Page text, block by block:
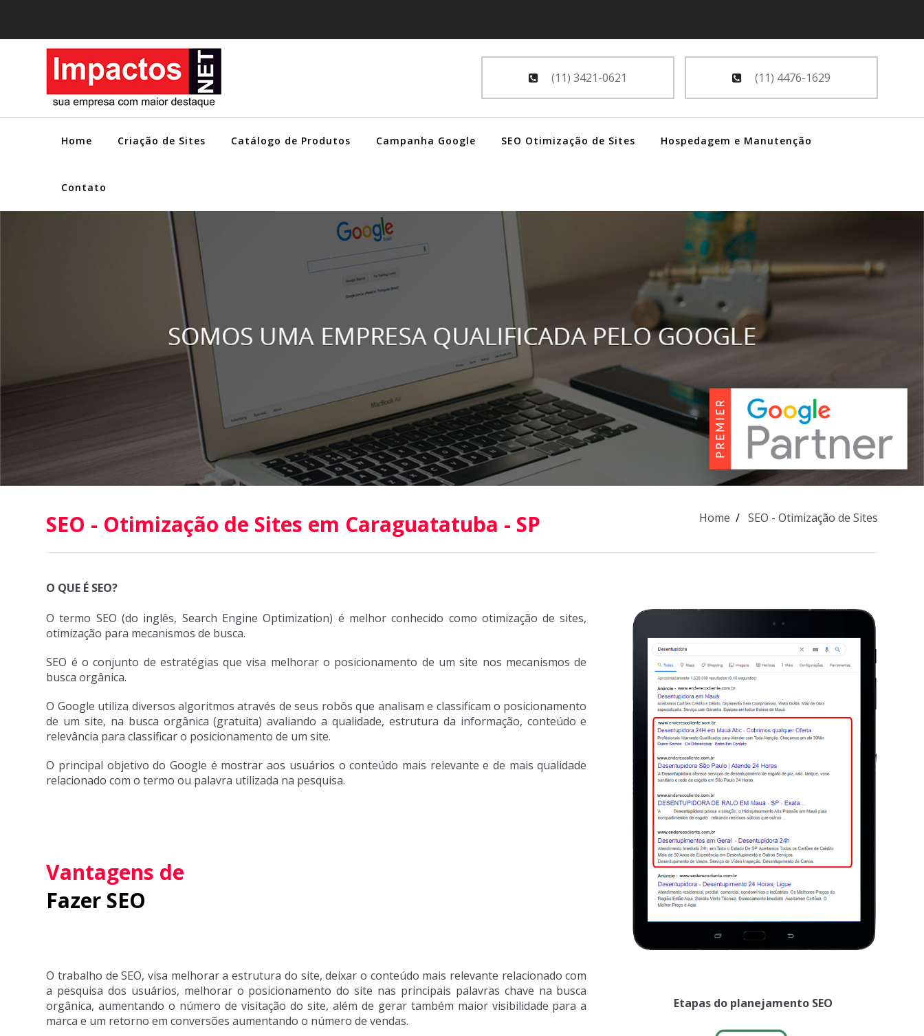
(11) 4476-1629
(11) 3421-0621
Home Criação de Sites Catálogo de Produtos Campanha Google SEO Otimização de Sites Hospedagem e Manutenção
Contato
SEO - Otimização de Sites em Caraguatatuba - SP Home SEO - Otimização de Sites
O QUE É SEO?
O termo SEO (do inglês, Search Engine Optimization) é melhor conhecido como otimização de sites,
otimização para mecanismos de busca.
SEO é o conjunto de estratégias que visa melhorar o posicionamento de um site nos mecanismos de
busca orgânica.
O Google utiliza diversos algoritmos através de seus robôs que analisam e classificam o posicionamento
de um site, na busca orgânica (gratuita) avaliando a qualidade, estrutura da informação, conteúdo e
relevância para classificar o posicionamento de um site.
O principal objetivo do Google é mostrar aos usuários o conteúdo mais relevante e de mais qualidade
relacionado com o termo ou palavra utilizada na pesquisa.
Vantagens de
Fazer SEO
Etapas do planejamento SEO
O trabalho de SEO, visa melhorar a estrutura do site, deixar o conteúdo mais relevante relacionado com
a pesquisa dos usuários, melhorar o posicionamento do site nas principais palavras chave na busca
orgânica, aumentando o número de visitação do site, além de gerar também maior visibilidade para a
marca e um retorno em conversões aumentando o número de vendas.